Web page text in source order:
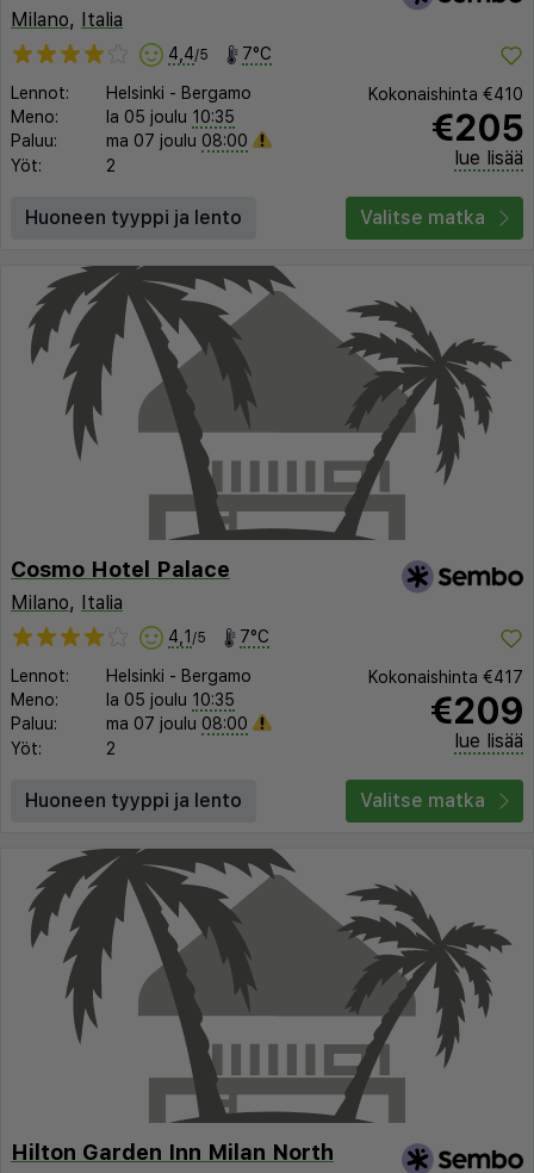
Milano, Italia
4,4/5 7°C
Lennot: Helsinki - Bergamo
Meno:
la 05 joulu 10:35
Paluu:
ma 07 joulu 08:00
Yöt:
2
Kokonaishinta €410
€205
lue lisää
Huoneen tyyppi ja lento Valitse matka
Cosmo Hotel Palace
Milano, Italia
4,1 /5 7°C
Lennot: Helsinki - Bergamo
Meno:
la 05 joulu 10:35
Paluu:
ma 07 joulu 08:00
Yöt:
2
Kokonaishinta €417
€209
lue lisää
Huoneen tyyppi ja lento Valitse matka
Hilton Garden Inn Milan North